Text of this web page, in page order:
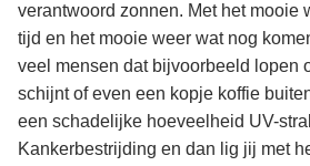
verantwoord zonnen. Met het mooie
tijd en het mooie weer wat nog
veel mensen dat bijvoorbeeld lopen
schijnt of even een kopje koffie
een schadelijke hoeveelheid UV-
Kankerbestrijding en dan lig jij met